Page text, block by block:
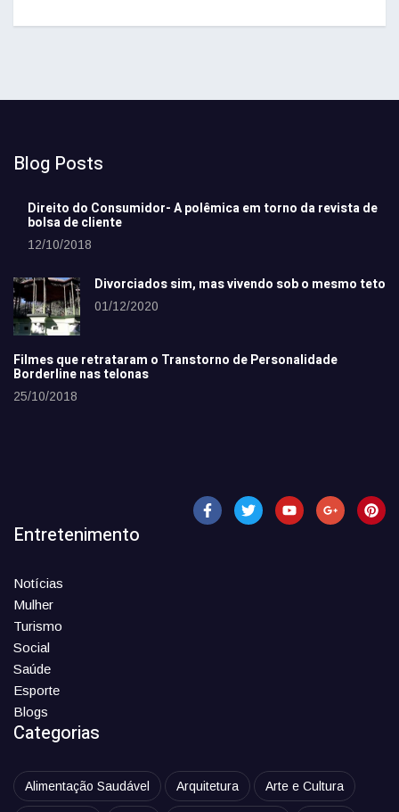
Blog Posts
Direito do Consumidor- A polêmica em torno da revista de
bolsa de cliente
12/10/2018
Divorciados sim, mas vivendo sob o mesmo teto
01/12/2020
Filmes que retrataram o Transtorno de Personalidade
Borderline nas telonas
25/10/2018
Entretenimento
Notícias
Mulher
Turismo
Social
Saúde
Esporte
Blogs
Categorias
Alimentação Saudável Arquitetura Arte e Cultura